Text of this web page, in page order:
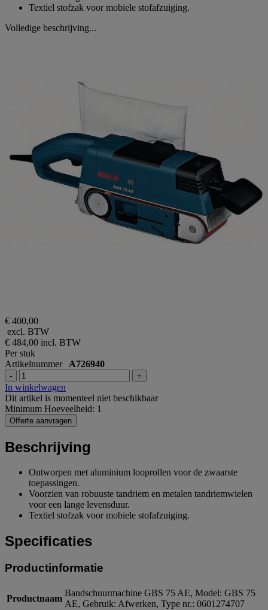
Textiel stofzak voor mobiele stofafzuiging.
Volledige beschrijving...
€ 400,00
excl. BTW
€ 484,00 incl. BTW
Per stuk
Artikelnummer A726940
- +
In winkelwagen
Dit artikel is momenteel niet beschikbaar
Minimum Hoeveelheid: 1
Offerte aanvragen
Beschrijving
Ontworpen met aluminium looprollen voor de zwaarste
toepassingen.
Voorzien van robuuste tandriem en metalen tandriemwielen
voor een lange levensduur.
Textiel stofzak voor mobiele stofafzuiging.
Specificaties
Productinformatie
Productnaam
Bandschuurmachine GBS 75 AE, Model: GBS 75
AE, Gebruik: Afwerken, Type nr.: 0601274707